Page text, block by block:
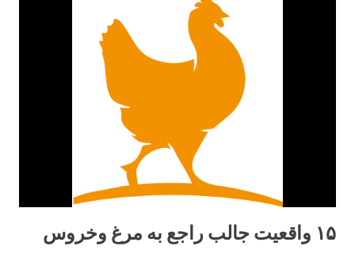
۱۵ واقعیت جالب راجع به مرغ وخروس